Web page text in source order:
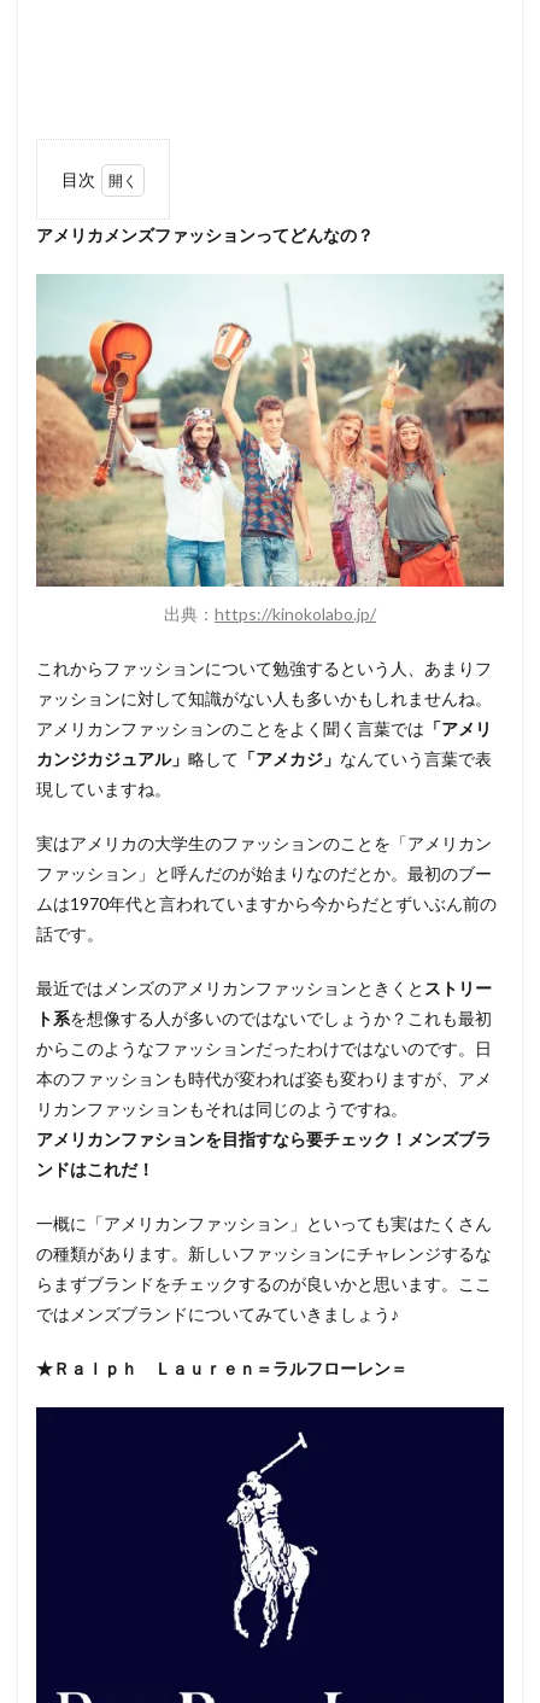
目次
アメ
メン
ンっ
てど
んな
の？
2
アメ
リカ
ンフ
ァシ
ョン
要チ
ク！
メン
ズブ
ドは
だ！
3
日本
のメ
ンズ
ッシ
ョン
の流
行と
は!?
4
編集
者の
まと
アメリカメンズファッションってどんなの？
出典： https://kinokolabo.jp/
これからファッションについて勉強するという人、あまりフ
ァッションに対して知識がない人も多いかもしれませんね。
アメリカンファッションのことをよく聞く言葉では 「アメリ
カンジカジュアル」 略して 「アメカジ」 なんていう言葉で表
現していますね。
実はアメリカの大学生のファッションのことを「アメリカン
ファッション」と呼んだのが始まりなのだとか。最初のブー
ムは1970年代と言われていますから今からだとずいぶん前の
話です。
最近ではメンズのアメリカンファッションときくと ストリー
ト系を想像する人が多いのではないでしょうか？これも最初
からこのようなファッションだったわけではないのです。日
本のファッションも時代が変われば姿も変わりますが、アメ
リカンファッションもそれは同じのようですね。
アメリカンファションを目指すなら要チェック！メンズブラ
ンドはこれだ！
一概に「アメリカンファッション」といっても実はたくさん
の種類があります。新しいファッションにチャレンジするな
らまずブランドをチェックするのが良いかと思います。ここ
ではメンズブランドについてみていきましょう♪
★Ｒａｌｐｈ Ｌａｕｒｅｎ＝ラルフローレン＝